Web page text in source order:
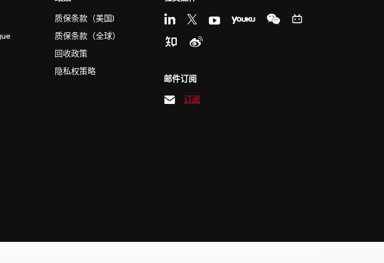
质保条款（美国)
质保条款（全球）
回收政策
隐私权策略
邮件订阅
订阅